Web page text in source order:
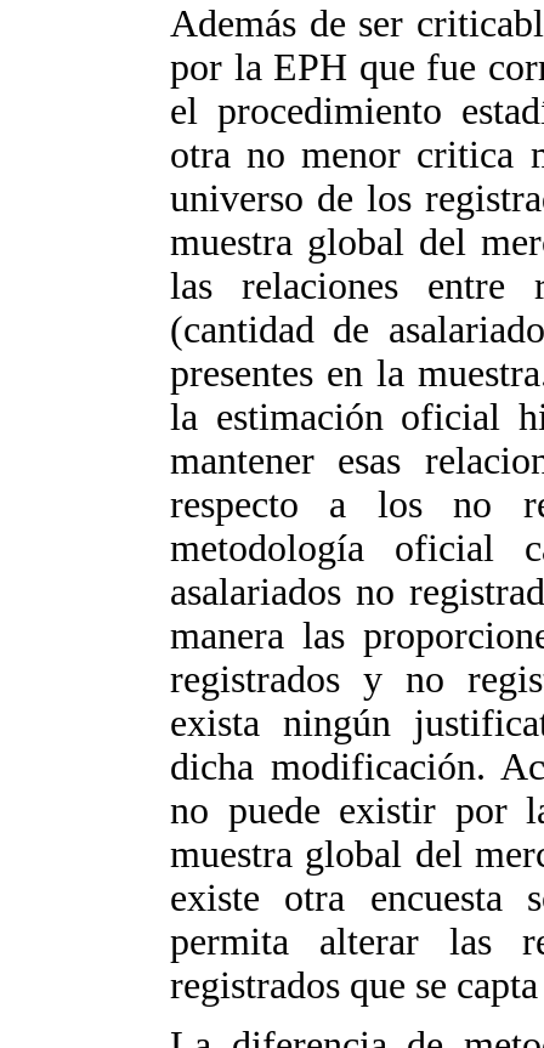
Además de ser
por la EPH que fue
el procedimiento
otra no menor critica
universo de los
muestra global del
las relaciones entre
(cantidad de
presentes en la
la estimación oficial
mantener esas
respecto a los no
metodología oficial
asalariados no
manera las
registrados y no
exista ningún
dicha modificación.
no puede existir por
muestra global del
existe otra encuesta
permita alterar las
registrados que se